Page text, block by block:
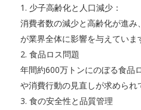
1. 少子高齢化と人口減少：
消費者数の減少と高齢化が進
が業界全体に影響を与えていま
2. 食品ロス問題
年間約600万トンにのぼる食品
や消費行動の見直しが求められ
3. 食の安全性と品質管理